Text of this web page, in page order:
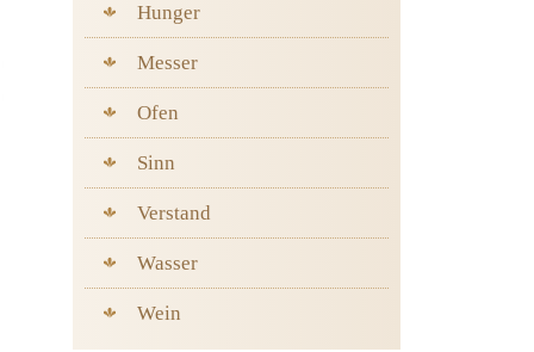
Hunger
Messer
Ofen
Sinn
Verstand
Wasser
Wein